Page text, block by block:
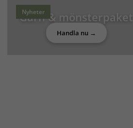
Nyheter
Garn & mönsterpaket
Handla nu →